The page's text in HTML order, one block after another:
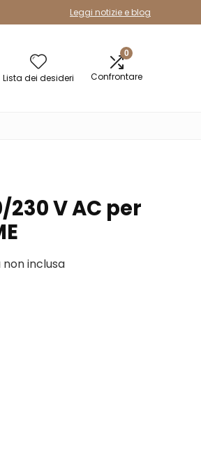
Leggi notizie e blog
Lista dei desideri
0
Confrontare
V AC per
non inclusa